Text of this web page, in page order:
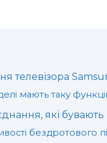
телевізора
мають таку
які бувають
бездротового